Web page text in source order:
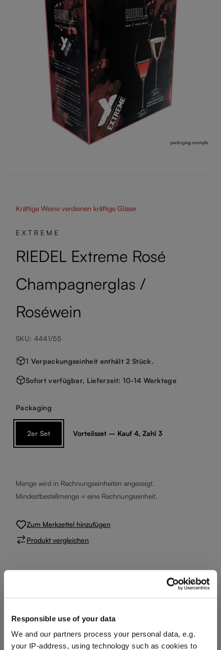
Responsible use of your data
We and our partners process your personal data, e.g.
your IP-address, using technology such as cookies to
Kräftige Weine verdienen kräftige Gläser
EXTREME
RIEDEL Extreme Rosé
Champagnerglas /
Roséwein
SKU: 4441/55
1 Verpackungseinheit enthält 2 Stück.
Sofort verfügbar, Lieferzeit: 10-14 Werktage
Packagingauswählen
2er Set Vorteilsset – Kauf 4, Zahl 3
Menge wird in Rechnungseinheiten angezeigt.
Mindestbestellmenge = eine Rechnungseinheit.
Zum Merkzettel hinzufügen
Produkt vergleichen
Spezifikationen